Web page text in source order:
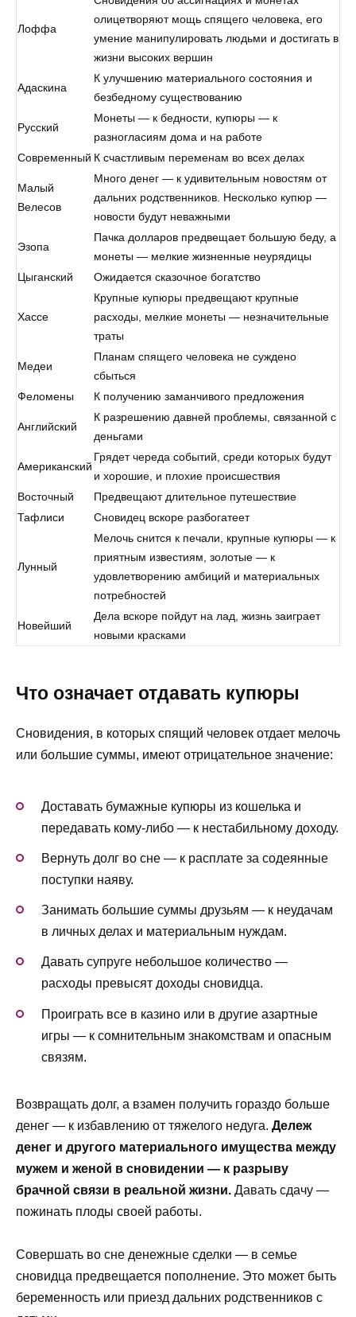
Лоффа
олицетворяют мощь спящего человека, его
умение манипулировать людьми и достигать в
жизни высоких вершин
Адаскина
К улучшению материального состояния и
безбедному существованию
Русский
Монеты — к бедности, купюры — к
разногласиям дома и на работе
Современный К счастливым переменам во всех делах
Малый
Велесов
Много денег — к удивительным новостям от
дальних родственников. Несколько купюр —
новости будут неважными
Эзопа
Пачка долларов предвещает большую беду, а
монеты — мелкие жизненные неурядицы
Цыганский
Ожидается сказочное богатство
Хассе
Крупные купюры предвещают крупные
расходы, мелкие монеты — незначительные
траты
Медеи
Планам спящего человека не суждено
сбыться
Феломены
К получению заманчивого предложения
Английский
К разрешению давней проблемы, связанной с
деньгами
Американский
Грядет череда событий, среди которых будут
и хорошие, и плохие происшествия
Восточный
Предвещают длительное путешествие
Тафлиси
Сновидец вскоре разбогатеет
Лунный
Мелочь снится к печали, крупные купюры — к
приятным известиям, золотые — к
удовлетворению амбиций и материальных
потребностей
Новейший
Дела вскоре пойдут на лад, жизнь заиграет
новыми красками
Что означает отдавать купюры
Сновидения, в которых спящий человек отдает мелочь
или большие суммы, имеют отрицательное значение:
Доставать бумажные купюры из кошелька и
передавать кому-либо — к нестабильному доходу.
Вернуть долг во сне — к расплате за содеянные
поступки наяву.
Занимать большие суммы друзьям — к неудачам
в личных делах и материальным нуждам.
Давать супруге небольшое количество —
расходы превысят доходы сновидца.
Проиграть все в казино или в другие азартные
игры — к сомнительным знакомствам и опасным
связям.
Возвращать долг, а взамен получить гораздо больше
денег — к избавлению от тяжелого недуга. Дележ
денег и другого материального имущества между
мужем и женой в сновидении — к разрыву
брачной связи в реальной жизни. Давать сдачу —
пожинать плоды своей работы.
Совершать во сне денежные сделки — в семье
сновидца предвещается пополнение. Это может быть
беременность или приезд дальних родственников с